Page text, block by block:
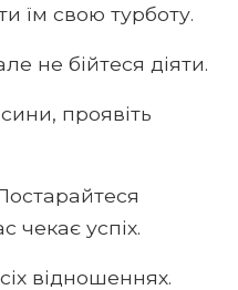
їм свою турботу.
не бійтеся діяти.
проявіть
чекає успіх.
відношеннях.